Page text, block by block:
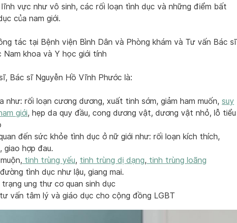
vực như vô sinh, các rối loạn tình dục và những điểm bất
của nam giới.
tác tại Bệnh viện Bình Dân và Phòng khám và Tư vấn Bác sĩ
khoa và Y học giới tính
Bác sĩ Nguyễn Hồ Vĩnh Phước là:
như: rối loạn cương dương, xuất tinh sớm, giảm ham muốn, suy
giới, hẹp da quy đầu, cong dương vật, dương vật nhỏ, lỗ tiểu
đến sức khỏe tình dục ở nữ giới như: rối loạn kích thích,
giao hợp đau.
tinh trùng yếu, tinh trùng dị dạng, tinh trùng loãng
tình dục như lậu, giang mai.
ung thư cơ quan sinh dục
vấn tâm lý và giáo dục cho cộng đồng LGBT